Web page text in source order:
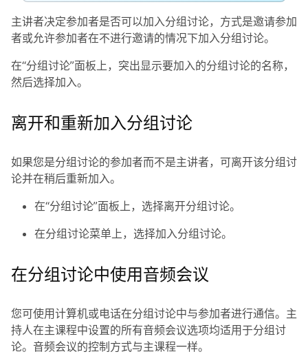
主讲者决定参加者是否可以加入分组讨论，方式是邀请参加
者或允许参加者在不进行邀请的情况下加入分组讨论。
在“分组讨论”面板上，突出显示要加入的分组讨论的名称，
然后选择加入。
离开和重新加入分组讨论
如果您是分组讨论的参加者而不是主讲者，可离开该分组讨
论并在稍后重新加入。
在“分组讨论”面板上，选择离开分组讨论。
在分组讨论菜单上，选择加入分组讨论。
在分组讨论中使用音频会议
您可使用计算机或电话在分组讨论中与参加者进行通信。主
持人在主课程中设置的所有音频会议选项均适用于分组讨
论。音频会议的控制方式与主课程一样。